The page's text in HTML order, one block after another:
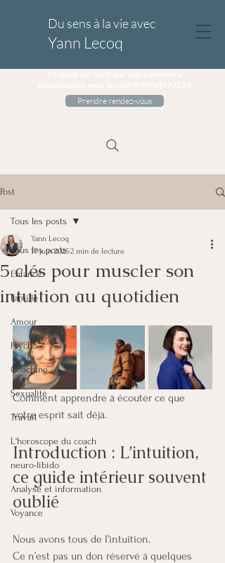
Du sens à la vie avec
Yann Lecoq
Prendre rendez-vous
Post
Tous les posts
Enfance
Famille
Amour
Psycho
Coaching
Sexualité
Travail
L'horoscope du coach
neuro-libido
Analyse et information
Voyance
Tous les posts
5 clés pour muscler son
intuition au quotidien
Yann Lecoq
17 juin 20252 min de lecture
Comment apprendre à écouter ce que
votre esprit sait déjà.
Introduction : L’intuition,
ce guide intérieur souvent
oublié
Nous avons tous de l’intuition.
Ce n’est pas un don réservé à quelques